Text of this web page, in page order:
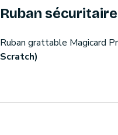
Ruban sécuritaire
Ruban grattable Magicard
Scratch)